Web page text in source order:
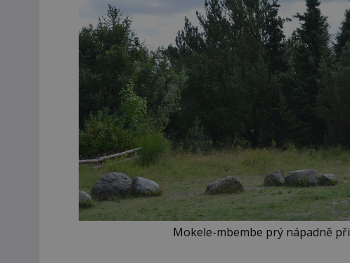
Mokele-mbembe prý nápadně